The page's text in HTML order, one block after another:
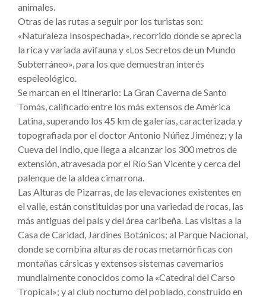
animales.
Otras de las rutas a seguir por los turistas son:
«Naturaleza Insospechada», recorrido donde se aprecia
la rica y variada avifauna y «Los Secretos de un Mundo
Subterráneo», para los que demuestran interés
espeleológico.
Se marcan en el itinerario: La Gran Caverna de Santo
Tomás, calificado entre los más extensos de América
Latina, superando los 45 km de galerías, caracterizada y
topografiada por el doctor Antonio Núñez Jiménez; y la
Cueva del Indio, que llega a alcanzar los 300 metros de
extensión, atravesada por el Río San Vicente y cerca del
palenque de la aldea cimarrona.
Las Alturas de Pizarras, de las elevaciones existentes en
el valle, están constituidas por una variedad de rocas, las
más antiguas del país y del área caribeña. Las visitas a la
Casa de Caridad, Jardines Botánicos; al Parque Nacional,
donde se combina alturas de rocas metamórficas con
montañas cársicas y extensos sistemas cavernarios
mundialmente conocidos como la «Catedral del Carso
Tropical»; y al club nocturno del poblado, construido en